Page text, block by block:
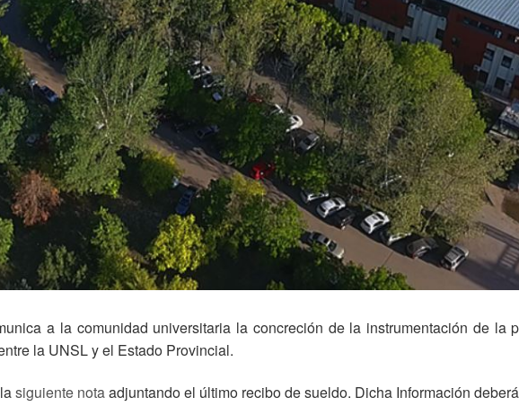
a la comunidad universitaria la concreción de la instrumentación de la
la UNSL y el Estado Provincial.
siguiente notaadjuntando el último recibo de sueldo. Dicha Información